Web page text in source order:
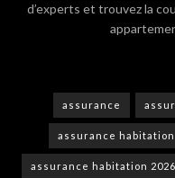
d’experts et trouvez la
assurance
assurance habitation
assurance habitation 2026